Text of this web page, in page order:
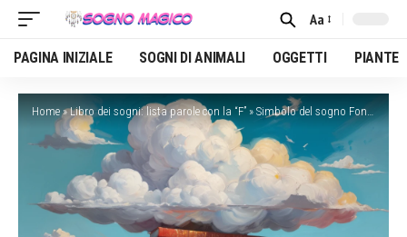
Font
Resizer
Aa
PAGINA INIZIALE SOGNI DI ANIMALI OGGETTI PIANTE
Home»Libro dei sogni: lista parole con la “F” » Simbolo del sogno Fontana